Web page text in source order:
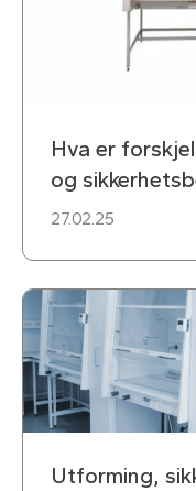
Hva er
og
27.02.25
Utforming,